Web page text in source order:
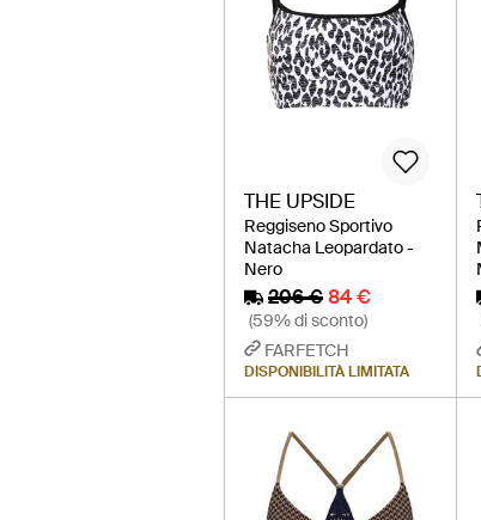
THE UPSIDE
Reggiseno Sportivo
Natacha Leopardato -
Nero
206 €84 €
(59% di sconto)
FARFETCH
DISPONIBILITÀ LIMITATA